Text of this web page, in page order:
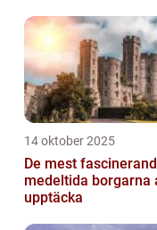
14 oktober 2025
De mest
medeltida borgarna
upptäcka